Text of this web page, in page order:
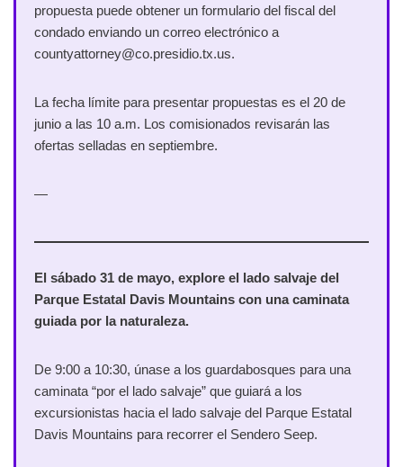
propuesta puede obtener un formulario del fiscal del
condado enviando un correo electrónico a
countyattorney@co.presidio.tx.us.
La fecha límite para presentar propuestas es el 20 de
junio a las 10 a.m. Los comisionados revisarán las
ofertas selladas en septiembre.
—
El sábado 31 de mayo, explore el lado salvaje del
Parque Estatal Davis Mountains con una caminata
guiada por la naturaleza.
De 9:00 a 10:30, únase a los guardabosques para una
caminata “por el lado salvaje” que guiará a los
excursionistas hacia el lado salvaje del Parque Estatal
Davis Mountains para recorrer el Sendero Seep.